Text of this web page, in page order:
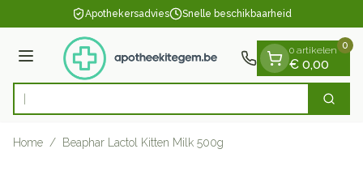
Ga naar de inhoudApothekersadvies Snelle beschikbaarheid
Menu
Product, merk, categorie... Zoek
0 artikelen
€ 0,00
0
Home / Beaphar Lactol Kitten Milk 500g